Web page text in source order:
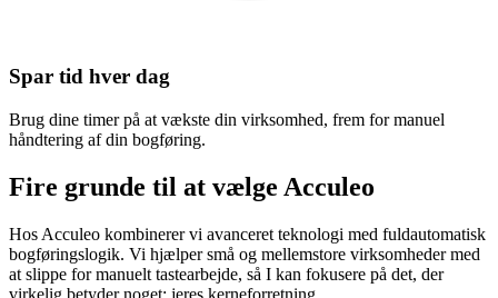
Spar tid hver dag
Brug dine timer på at vækste din virksomhed, frem for manuel
håndtering af din bogføring.
Fire grunde til at vælge Acculeo
Hos Acculeo kombinerer vi avanceret teknologi med fuldautomatisk
bogføringslogik. Vi hjælper små og mellemstore virksomheder med
at slippe for manuelt tastearbejde, så I kan fokusere på det, der
virkelig betyder noget: jeres kerneforretning.